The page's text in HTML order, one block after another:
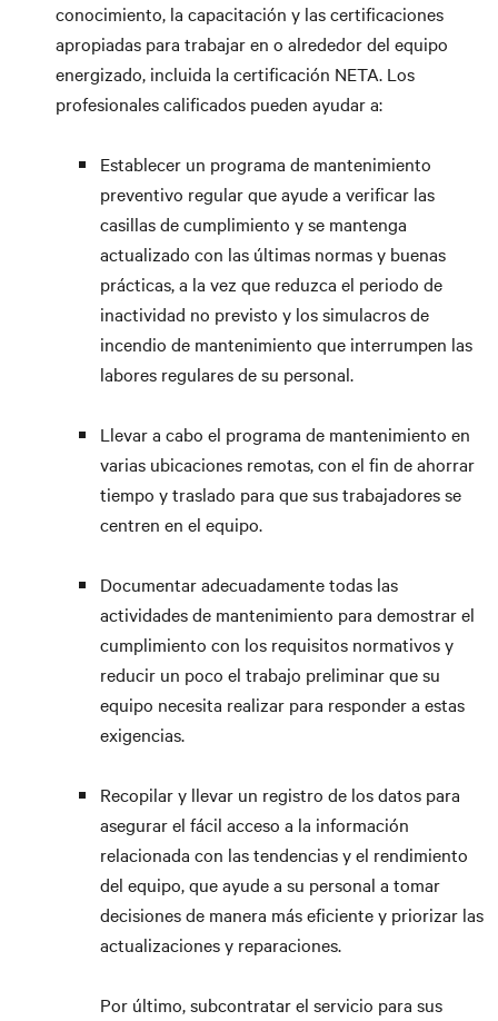
conocimiento, la capacitación y las certificaciones
apropiadas para trabajar en o alrededor del equipo
energizado, incluida la certificación NETA. Los
profesionales calificados pueden ayudar a:
Establecer un programa de mantenimiento
preventivo regular que ayude a verificar las
casillas de cumplimiento y se mantenga
actualizado con las últimas normas y buenas
prácticas, a la vez que reduzca el periodo de
inactividad no previsto y los simulacros de
incendio de mantenimiento que interrumpen las
labores regulares de su personal.
Llevar a cabo el programa de mantenimiento en
varias ubicaciones remotas, con el fin de ahorrar
tiempo y traslado para que sus trabajadores se
centren en el equipo.
Documentar adecuadamente todas las
actividades de mantenimiento para demostrar el
cumplimiento con los requisitos normativos y
reducir un poco el trabajo preliminar que su
equipo necesita realizar para responder a estas
exigencias.
Recopilar y llevar un registro de los datos para
asegurar el fácil acceso a la información
relacionada con las tendencias y el rendimiento
del equipo, que ayude a su personal a tomar
decisiones de manera más eficiente y priorizar las
actualizaciones y reparaciones.
Por último, subcontratar el servicio para sus